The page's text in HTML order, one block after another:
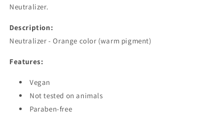
Neutralizer.
Description:
Neutralizer - Orange color (warm pigment)
Features:
Vegan
Not tested on animals
Paraben-free